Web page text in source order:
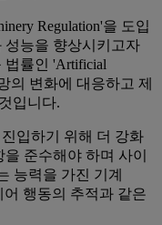
Regulation'을 도입
성능을 향상시키고자
법률인 'Artificial
의 변화에 대응하고 제
입니다.
입하기 위해 더 강화
준수해야 하며 사이
능력을 가진 기계
행동의 추적과 같은